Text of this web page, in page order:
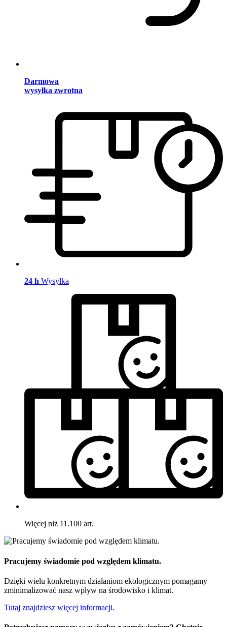
Darmowa
wysyłka zwrotna
24 h Wysyłka
Więcej niż 11.100 art.
Pracujemy świadomie pod względem klimatu.
Dzięki wielu konkretnym działaniom ekologicznym pomagamy
zminimalizować nasz wpływ na środowisko i klimat.
Tutaj znajdziesz więcej informacji.